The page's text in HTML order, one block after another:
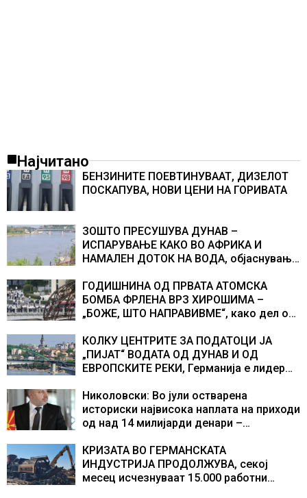
Најчитано
БЕНЗИНИТЕ ПОЕВТИНУВААТ, ДИЗЕЛОТ
ПОСКАПУВА, НОВИ ЦЕНИ НА ГОРИВАТА
ЗОШТО ПРЕСУШУВА ДУНАВ –
ИСПАРУВАЊЕ КАКО ВО АФРИКА И
НАМАЛЕН ДОТОК НА ВОДА, објаснување
ГОДИШНИНА ОД ПРВАТА АТОМСКА
БОМБА ФРЛЕНА ВРЗ ХИРОШИМА –
„БОЖЕ, ШТО НАПРАВИВМЕ“, како дел од
учесниците во бомбардирањето го
доживуваа овој настан што го промени
текот на историјата
КОЛКУ ЦЕНТРИТЕ ЗА ПОДАТОЦИ ЈА
„ПИЈАТ“ ВОДАТА ОД ДУНАВ И ОД
ЕВРОПСКИТЕ РЕКИ, Германија е лидер
центри за податоци
Николовски: Во јули остварена
историски највисока наплата на приходи
од над 14 милијарди денари –
резултати
КРИЗАТА ВО ГЕРМАНСКАТА
ИНДУСТРИЈА ПРОДОЛЖУВА, секој
месец исчезнуваат 15.000 работни